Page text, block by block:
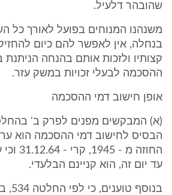
שהובהר דלעיל.
משנהנו המנוחים בפועל לאורך כל
בנחלה, אין לאפשר להם כיום
קצותיו ולזכות אותם בהנחה
ההסכמה לבעלי זכויות במשק עזר.
אופן חישוב דמי ההסכמה
הבסיס לחישוב דמי ההסכמה הוא
החוזה
עד יום זה, הוא קניינם הבלעדי.
בנוסף